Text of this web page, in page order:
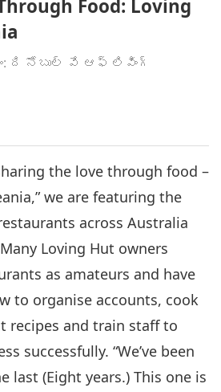
Food: Loving
ది నోబుల్ వే ఆఫ్ లివింగ్
the love through food –
we are featuring the
across Australia
Loving Hut owners
as amateurs and have
to organise accounts, cook
recipes and train staff to
successfully. “We’ve been
last (Eight years.) This one is